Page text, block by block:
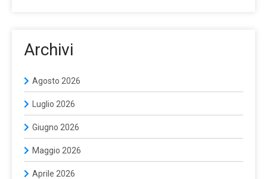
Archivi
Agosto 2026
Luglio 2026
Giugno 2026
Maggio 2026
Aprile 2026